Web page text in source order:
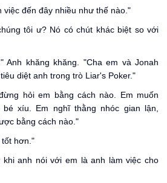
việc đến đây nhiều như thế nào."
tôi ư? Nó có chút khác biệt so với
Anh khăng khăng. "Cha em và Jonah
diệt anh trong trò Liar's Poker."
hỏi em bằng cách nào. Em muốn
xíu. Em nghĩ thằng nhóc gian lận,
bằng cách nào."
tốt hơn."
anh nói với em là anh làm việc cho